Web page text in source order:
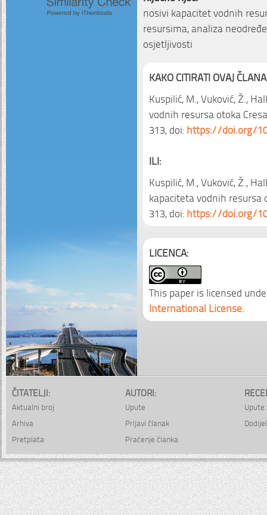
nosivi kapacitet vodnih
resursima, analiza
osjetljivosti
KAKO CITIRATI OVAJ
Kuspilić, M., Vuković, Ž.,
vodnih resursa otoka
313, doi:https://doi.org/
ILI:
Kuspilić, M., Vuković, Ž.,
kapaciteta vodnih resursa
313, doi:https://doi.org/
LICENCA:
This paper is licensed
International License
ČITATELJI:
Aktualni broj
Arhiva
Pretplata
AUTORI:
Upute
Prijavi članak
Praćenje članka
Upute